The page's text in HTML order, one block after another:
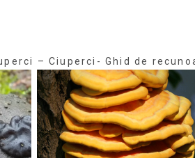
– Ciuperci- Ghid de